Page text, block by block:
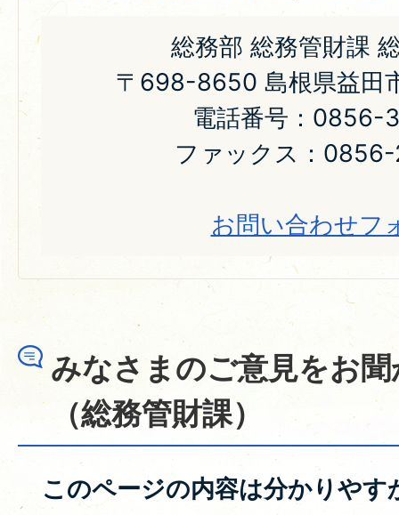
総務部 総務管財課
〒698-8650 島根県益田
電話番号：0856-
ファックス：
お問い合わせフ
みなさまのご意見をお
（総務管財課）
このページの内容は分かりやす